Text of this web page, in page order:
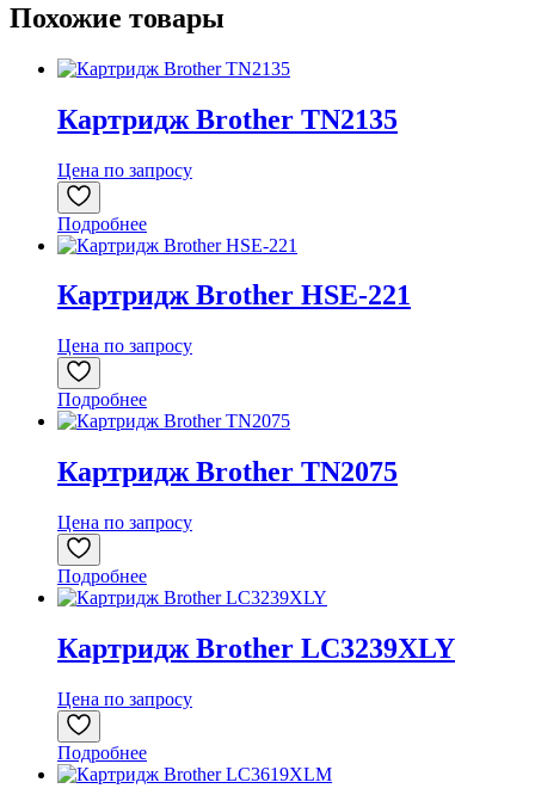
Похожие товары
Картридж Brother TN2135
Цена по запросу
Подробнее
Картридж Brother HSE-221
Цена по запросу
Подробнее
Картридж Brother TN2075
Цена по запросу
Подробнее
Картридж Brother LC3239XLY
Цена по запросу
Подробнее